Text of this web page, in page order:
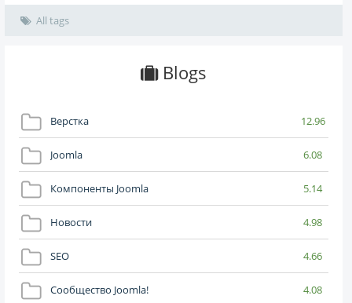
All tags
Blogs
Верстка 12.96
Joomla 6.08
Компоненты Joomla 5.14
Новости 4.98
SEO 4.66
Сообщество Joomla! 4.08